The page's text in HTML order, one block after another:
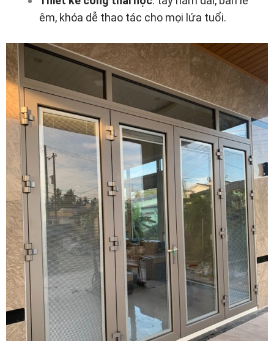
êm, khóa dễ thao tác cho mọi lứa tuổi.